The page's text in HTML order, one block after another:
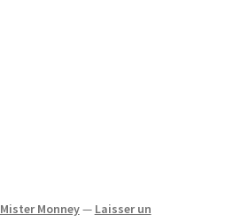
Mister Monney— Laisser un